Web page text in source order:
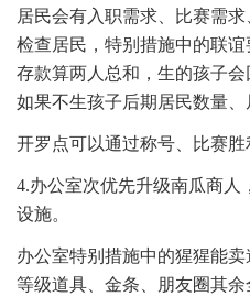
居民会有入职需求、比赛需
检查居民，特别措施中的联
存款算两人总和，生的孩子
如果不生孩子后期居民数量、
开罗点可以通过称号、比赛胜
4.办公室次优先升级南瓜商
设施。
办公室特别措施中的猩猩能卖
等级道具、金条、朋友圈其余